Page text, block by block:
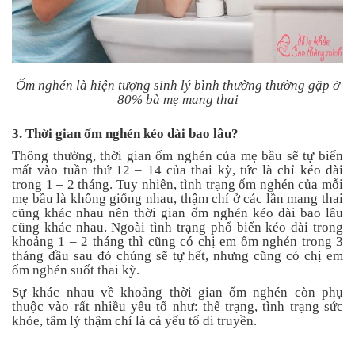
Ốm nghén là hiện tượng sinh lý bình thường thường gặp ở
80% bà mẹ mang thai
3. Thời gian ốm nghén kéo dài bao lâu?
Thông thường, thời gian ốm nghén của mẹ bầu sẽ tự biến
mất vào tuần thứ 12 – 14 của thai kỳ, tức là chỉ kéo dài
trong 1 – 2 tháng. Tuy nhiên, tình trạng ốm nghén của mỗi
mẹ bầu là không giống nhau, thậm chí ở các lần mang thai
cũng khác nhau nên thời gian ốm nghén kéo dài bao lâu
cũng khác nhau. Ngoài tình trạng phổ biến kéo dài trong
khoảng 1 – 2 tháng thì cũng có chị em ốm nghén trong 3
tháng đầu sau đó chúng sẽ tự hết, nhưng cũng có chị em
ốm nghén suốt thai kỳ.
Sự khác nhau về khoảng thời gian ốm nghén còn phụ
thuộc vào rất nhiều yếu tố như: thể trạng, tình trạng sức
khỏe, tâm lý thậm chí là cả yếu tố di truyền.